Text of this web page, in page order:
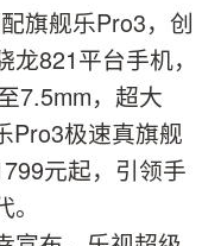
旗舰乐Pro3，创
821平台手机，
7.5mm，超大
Pro3极速真旗舰
元起，引领手